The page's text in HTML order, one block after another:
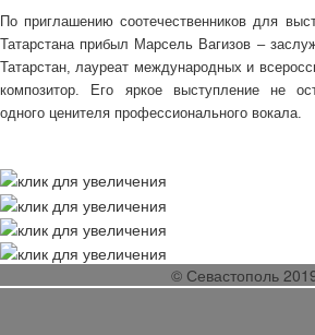
По приглашению соотечественников для
Татарстана прибыл Марсель Вагизов –
Татарстан, лауреат международных и
композитор. Его яркое выступление не
одного ценителя профессионального вокала.
© Севастополь